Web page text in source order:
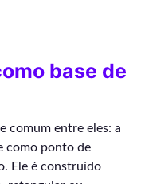
base de
comum entre eles: a
como ponto de
Ele é construído